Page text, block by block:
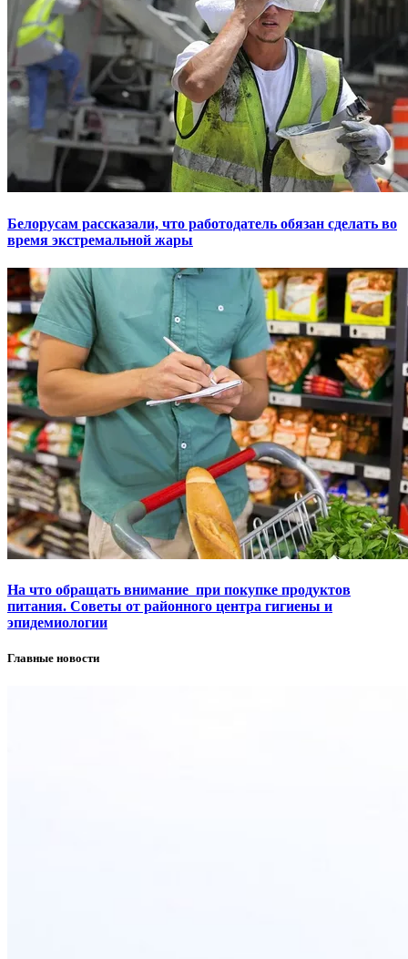
Белорусам рассказали, что работодатель обязан сделать во
время экстремальной жары
На что обращать внимание при покупке продуктов
питания. Советы от районного центра гигиены и
эпидемиологии
Главные новости